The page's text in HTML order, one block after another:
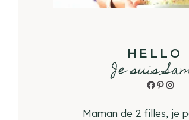
HELLO
Je suis
Facebook
Pinterest
Maman de 2 filles, je